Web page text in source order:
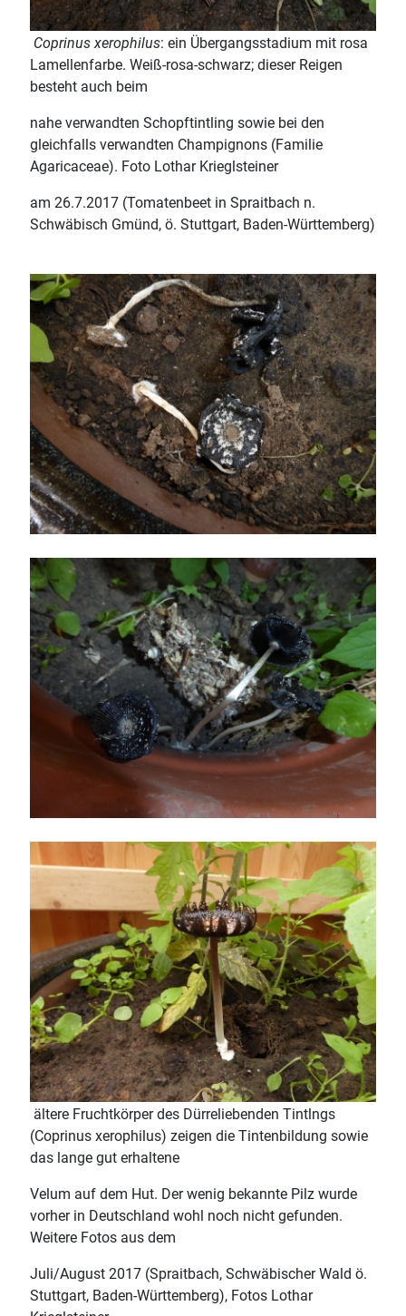
Coprinus xerophilus: ein Übergangsstadium mit rosa
Lamellenfarbe. Weiß-rosa-schwarz; dieser Reigen
besteht auch beim
nahe verwandten Schopftintling sowie bei den
gleichfalls verwandten Champignons (Familie
Agaricaceae). Foto Lothar Krieglsteiner
am 26.7.2017 (Tomatenbeet in Spraitbach n.
Schwäbisch Gmünd, ö. Stuttgart, Baden-Württemberg)
ältere Fruchtkörper des Dürreliebenden Tintlngs
(Coprinus xerophilus) zeigen die Tintenbildung sowie
das lange gut erhaltene
Velum auf dem Hut. Der wenig bekannte Pilz wurde
vorher in Deutschland wohl noch nicht gefunden.
Weitere Fotos aus dem
Juli/August 2017 (Spraitbach, Schwäbischer Wald ö.
Stuttgart, Baden-Württemberg), Fotos Lothar